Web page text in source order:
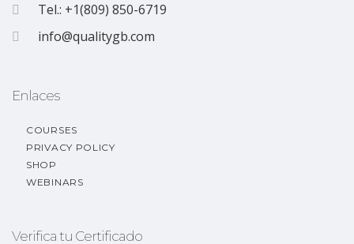
Tel.: +1(809) 850-6719
info@qualitygb.com
Enlaces
COURSES
PRIVACY POLICY
SHOP
WEBINARS
Verifica tu Certificado